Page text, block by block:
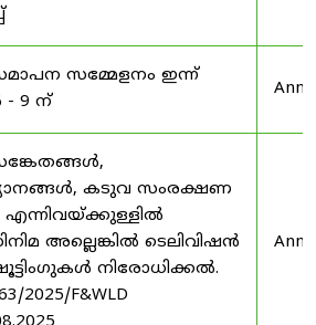
സമ്മേളനം ഇന്ന്
9 ന്
കടുവ സംരക്ഷണ
എന്നിവയ്ക്കുള്ളിൽ
അല്ലെങ്കിൽ ടെലിവിഷൻ
നിരോധിക്കൽ.
2025/F&WLD